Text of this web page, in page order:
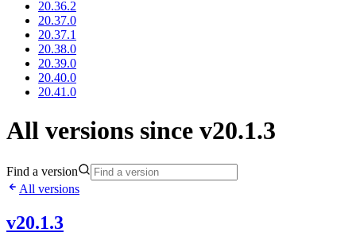
20.36.2
20.37.0
20.37.1
20.38.0
20.39.0
20.40.0
20.41.0
All versions since v20.1.3
Find a version
All versions
v20.1.3